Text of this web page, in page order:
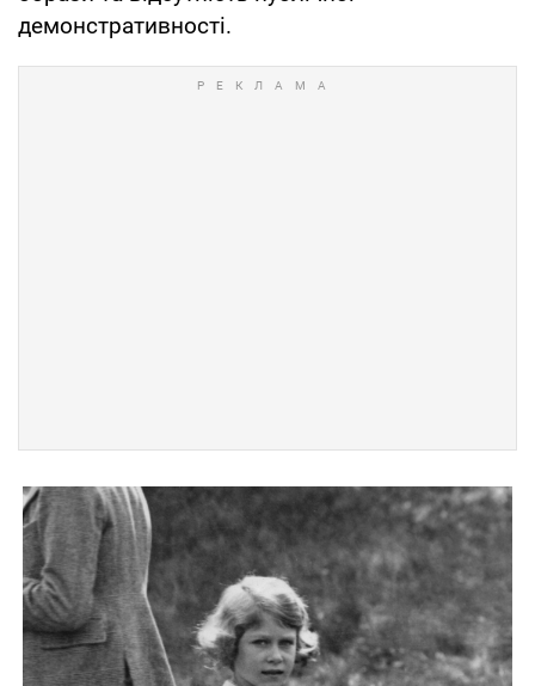
демонстративності.